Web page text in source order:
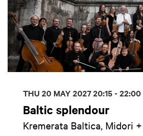
Baltic splendour
Kremerata Baltica, Midori
THU 20 MAY 202720:15 - 22:00